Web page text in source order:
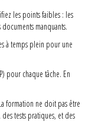
les points faibles : les
manquants.
à temps plein pour une
pour chaque tâche. En
formation ne doit pas être
tests pratiques, et des